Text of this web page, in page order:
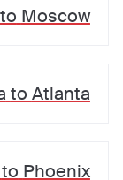
to Moscow
to Atlanta
to Phoenix